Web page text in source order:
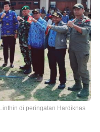
di peringatan Hardiknas